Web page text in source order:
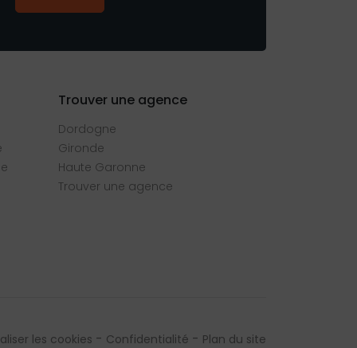
Trouver une agence
Dordogne
Gironde
Haute Garonne
Trouver une agence
les cookies Confidentialité Plan du site